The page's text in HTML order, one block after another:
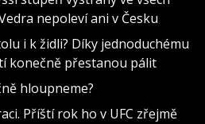
nepoleví ani v Česku
i k židli? Díky jednoduchému
konečně přestanou pálit
hloupneme?
Příští rok ho v UFC zřejmě